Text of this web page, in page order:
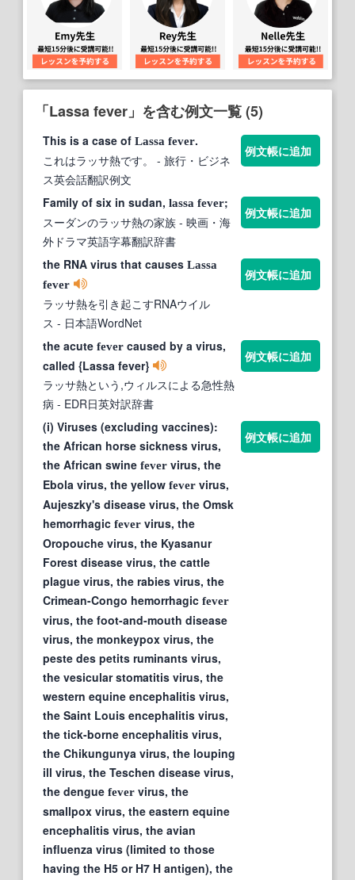
「Lassa fever」を含む例文一覧 (5)
This is a case of Lassa fever.
これはラッサ熱です。
- 旅行・ビジネ
ス英会話翻訳例文
例文帳に追加
Family of six in sudan, lassa fever;
スーダンのラッサ熱の家族 - 映画・海
外ドラマ英語字幕翻訳辞書
例文帳に追加
the RNA virus that causes Lassa
fever
ラッサ熱を引き起こすRNAウイル
ス - 日本語WordNet
例文帳に追加
the acute fever caused by a virus,
called {Lassa fever}
ラッサ熱という,ウィルスによる急性熱
病 - EDR日英対訳辞書
例文帳に追加
(i) Viruses (excluding vaccines):
the African horse sickness virus,
the African swine fever virus, the
Ebola virus, the yellow fever virus,
Aujeszky's disease virus, the Omsk
hemorrhagic fever virus, the
Oropouche virus, the Kyasanur
Forest disease virus, the cattle
plague virus, the rabies virus, the
Crimean-Congo hemorrhagic fever
virus, the foot-and-mouth disease
virus, the monkeypox virus, the
peste des petits ruminants virus,
the vesicular stomatitis virus, the
western equine encephalitis virus,
the Saint Louis encephalitis virus,
the tick-borne encephalitis virus,
the Chikungunya virus, the louping
ill virus, the Teschen disease virus,
the dengue fever virus, the
smallpox virus, the eastern equine
encephalitis virus, the avian
influenza virus (limited to those
having the H5 or H7 H antigen), the
例文帳に追加